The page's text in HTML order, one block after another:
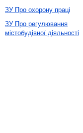
ЗУ Про охорону праці
ЗУ Про регулювання
містобудівної діяльності